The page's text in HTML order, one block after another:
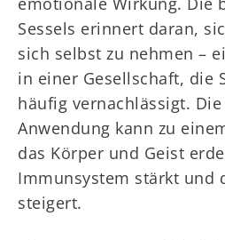
Sessels erinnert daran,
sich selbst zu nehmen –
in einer Gesellschaft, die
häufig vernachlässigt.
Anwendung kann zu
das Körper und Geist
Immunsystem stärkt und
steigert.